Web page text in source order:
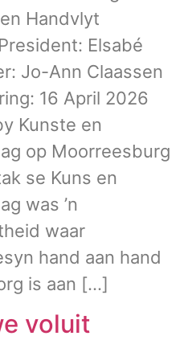
Handvlyt
Elsabé
Jo-Ann Claassen
16 April 2026
Kunste en
op Moorreesburg
se Kuns en
was ’n
waar
hand aan hand
is aan […]
voluit